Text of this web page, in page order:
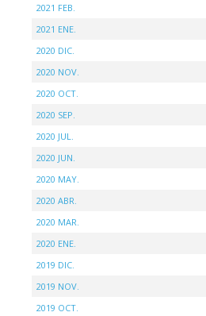
2021 FEB.
2021 ENE.
2020 DIC.
2020 NOV.
2020 OCT.
2020 SEP.
2020 JUL.
2020 JUN.
2020 MAY.
2020 ABR.
2020 MAR.
2020 ENE.
2019 DIC.
2019 NOV.
2019 OCT.